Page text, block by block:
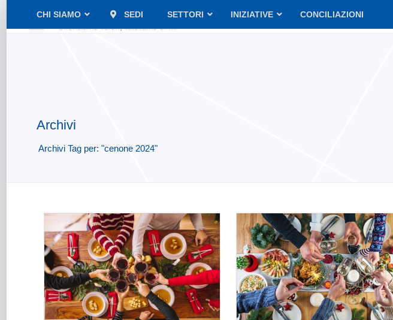
CHI SIAMO SEDI SETTORI INIZIATIVE CONCILIAZIONI
Archivi
Archivi Tag per: "cenone 2024"